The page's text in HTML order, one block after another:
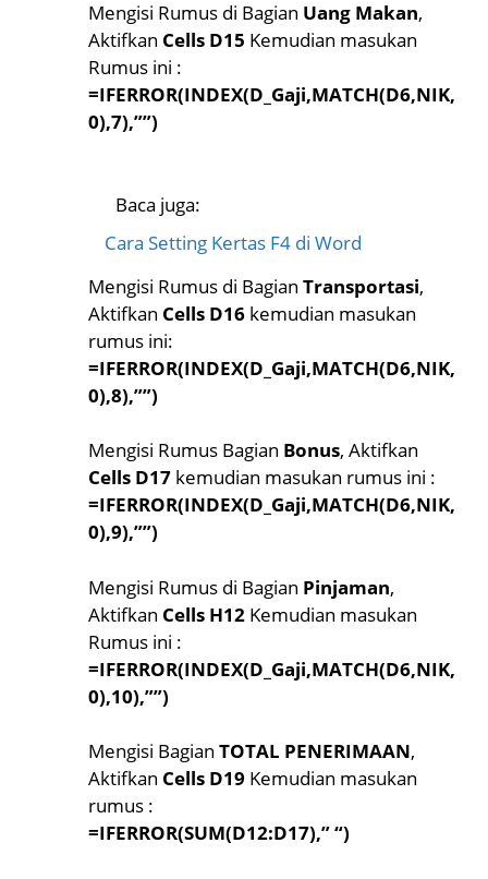
Mengisi Rumus di Bagian Uang Makan,
Aktifkan Cells D15 Kemudian masukan
Rumus ini :
=IFERROR(INDEX(D_Gaji,MATCH(D6,NIK,
0),7),””)
Baca juga:
Cara Setting Kertas F4 di Word
Mengisi Rumus di Bagian Transportasi,
Aktifkan Cells D16 kemudian masukan
rumus ini:
=IFERROR(INDEX(D_Gaji,MATCH(D6,NIK,
0),8),””)
Mengisi Rumus Bagian Bonus, Aktifkan
Cells D17 kemudian masukan rumus ini :
=IFERROR(INDEX(D_Gaji,MATCH(D6,NIK,
0),9),””)
Mengisi Rumus di Bagian Pinjaman,
Aktifkan Cells H12 Kemudian masukan
Rumus ini :
=IFERROR(INDEX(D_Gaji,MATCH(D6,NIK,
0),10),””)
Mengisi Bagian TOTAL PENERIMAAN,
Aktifkan Cells D19 Kemudian masukan
rumus :
=IFERROR(SUM(D12:D17),” “)